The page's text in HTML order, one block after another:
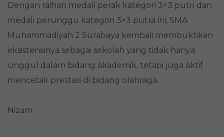
Dengan raihan medali perak kategori 3×3 putri dan
medali perunggu kategori 3×3 putra ini, SMA
Muhammadiyah 2 Surabaya kembali membuktikan
eksistensinya sebagai sekolah yang tidak hanya
unggul dalam bidang akademik, tetapi juga aktif
mencetak prestasi di bidang olahraga.
Nizam